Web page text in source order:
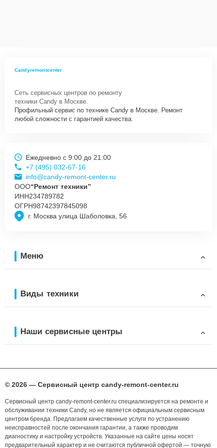
Candyremontcenter
Сеть сервисных центров по ремонту
техники Candy в Москве.
Профильный сервис по технике Candy в Москве. Ремонт
любой сложности с гарантией качества.
г. Москва улица Шаболовка, 56
Ежедневно с 9:00 до 21:00
+7 (495) 032-67-16
info@candy-remont-center.ru
ООО“Ремонт техники”
ИНН234789782
ОГРН98742397845098
Меню
Виды техники
Наши сервисные центры
© 2026 — Сервисный центр candy-remont-center.ru
Сервисный центр candy-remont-center.ru специализируется на ремонте и
обслуживании техники Candy, но не является официальным сервисным
центром бренда. Предлагаем качественные услуги по устранению
неисправностей после окончания гарантии, а также проводим
диагностику и настройку устройств. Указанные на сайте цены носят
предварительный характер и не считаются публичной офертой — точную